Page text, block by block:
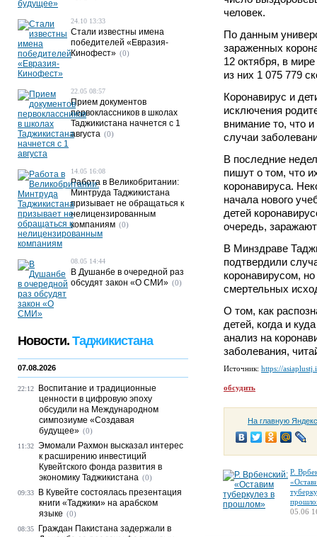
человек.
По данным
зараженных
12 октября, в
из них 1 075 779
Коронавирус и
исключения
внимание то, что
случаи
В последние
пишут о том, что
коронавируса.
начала нового
детей
очередь,
В Минздраве
подтвердили
коронавирусом,
смертельных
О том, как
детей, когда и
анализ на
заболевания,
Источник: https://
обсудить
На главную
Р.
05.06
24.10 13:33
Стали известны имена
победителей «Евразия-
Кинофест» (0)
22.05 08:57
Прием документов
первоклассников в школах
Таджикистана начнется с 1
августа (0)
14.05 16:08
Работа в Великобритании:
Минтруда Таджикистана
призывает не обращаться к
нелицензированным
компаниям (0)
08.05 14:44
В Душанбе в очередной раз
обсудят закон «О СМИ» (0)
Новости. Таджикистана
07.08.2026
22:12
Воспитание и традиционные
ценности в цифровую эпоху
обсудили на Международном
симпозиуме «Создавая
будущее» (0)
11:32 Эмомали Рахмон высказал интерес
к расширению инвестиций
Кувейтского фонда развития в
экономику Таджикистана (0)
09:33
В Кувейте состоялась презентация
книги «Таджики» на арабском
языке (0)
08:35
Граждан Пакистана задержали в